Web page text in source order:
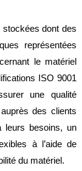
stockées dont des
représentées
le matériel
ISO 9001
une qualité
des clients
leurs besoins, un
à l’aide de
du matériel.